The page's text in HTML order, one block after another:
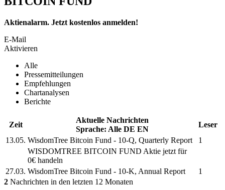
Aktienalarm. Jetzt kostenlos anmelden!
E-Mail
Aktivieren
Alle
Pressemitteilungen
Empfehlungen
Chartanalysen
Berichte
Zeit
Aktuelle Nachrichten
Sprache: Alle DE EN
Leser
13.05. WisdomTree Bitcoin Fund - 10-Q, Quarterly Report
1
WISDOMTREE BITCOIN FUND Aktie jetzt für
0€ handeln
27.03. WisdomTree Bitcoin Fund - 10-K, Annual Report
1
2 Nachrichten in den letzten 12 Monaten